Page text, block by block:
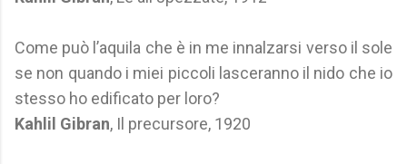
Come può l’aquila che è in me innalzarsi verso il sole
se non quando i miei piccoli lasceranno il nido che io
stesso ho edificato per loro?
Kahlil Gibran, Il precursore, 1920